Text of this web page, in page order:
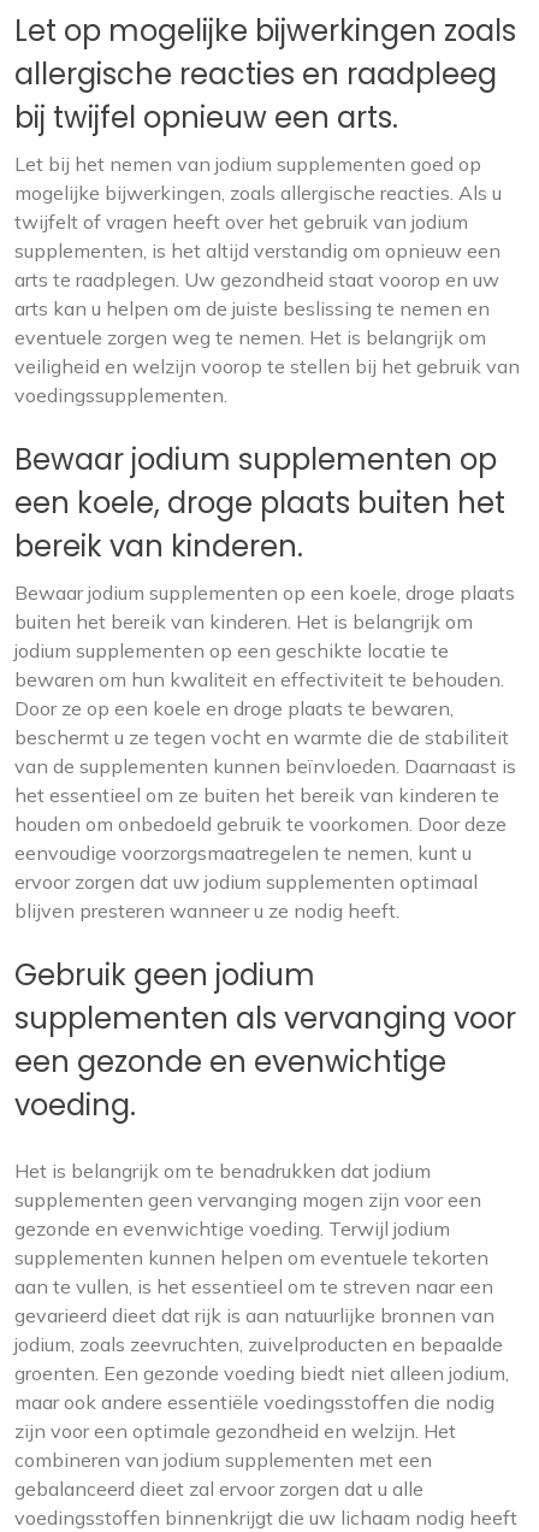
Let op mogelijke bijwerkingen zoals
allergische reacties en raadpleeg
bij twijfel opnieuw een arts.
Let bij het nemen van jodium supplementen goed op
mogelijke bijwerkingen, zoals allergische reacties. Als u
twijfelt of vragen heeft over het gebruik van jodium
supplementen, is het altijd verstandig om opnieuw een
arts te raadplegen. Uw gezondheid staat voorop en uw
arts kan u helpen om de juiste beslissing te nemen en
eventuele zorgen weg te nemen. Het is belangrijk om
veiligheid en welzijn voorop te stellen bij het gebruik van
voedingssupplementen.
Bewaar jodium supplementen op
een koele, droge plaats buiten het
bereik van kinderen.
Bewaar jodium supplementen op een koele, droge plaats
buiten het bereik van kinderen. Het is belangrijk om
jodium supplementen op een geschikte locatie te
bewaren om hun kwaliteit en effectiviteit te behouden.
Door ze op een koele en droge plaats te bewaren,
beschermt u ze tegen vocht en warmte die de stabiliteit
van de supplementen kunnen beïnvloeden. Daarnaast is
het essentieel om ze buiten het bereik van kinderen te
houden om onbedoeld gebruik te voorkomen. Door deze
eenvoudige voorzorgsmaatregelen te nemen, kunt u
ervoor zorgen dat uw jodium supplementen optimaal
blijven presteren wanneer u ze nodig heeft.
Gebruik geen jodium
supplementen als vervanging voor
een gezonde en evenwichtige
voeding.
Het is belangrijk om te benadrukken dat jodium
supplementen geen vervanging mogen zijn voor een
gezonde en evenwichtige voeding. Terwijl jodium
supplementen kunnen helpen om eventuele tekorten
aan te vullen, is het essentieel om te streven naar een
gevarieerd dieet dat rijk is aan natuurlijke bronnen van
jodium, zoals zeevruchten, zuivelproducten en bepaalde
groenten. Een gezonde voeding biedt niet alleen jodium,
maar ook andere essentiële voedingsstoffen die nodig
zijn voor een optimale gezondheid en welzijn. Het
combineren van jodium supplementen met een
gebalanceerd dieet zal ervoor zorgen dat u alle
voedingsstoffen binnenkrijgt die uw lichaam nodig heeft